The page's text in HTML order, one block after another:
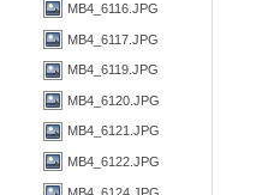
MB4_6116.JPG
MB4_6117.JPG
MB4_6119.JPG
MB4_6120.JPG
MB4_6121.JPG
MB4_6122.JPG